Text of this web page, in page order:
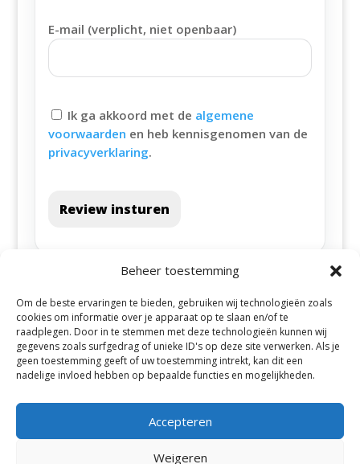
Beheer toestemming
Om de beste ervaringen te bieden, gebruiken wij technologieën zoals
cookies om informatie over je apparaat op te slaan en/of te
raadplegen. Door in te stemmen met deze technologieën kunnen wij
gegevens zoals surfgedrag of unieke ID's op deze site verwerken. Als je
geen toestemming geeft of uw toestemming intrekt, kan dit een
nadelige invloed hebben op bepaalde functies en mogelijkheden.
Accepteren
Weigeren
E-mail (verplicht, niet openbaar)
Ik ga akkoord met de algemene
voorwaarden en heb kennisgenomen van de
privacyverklaring.
Review insturen
Alle steden